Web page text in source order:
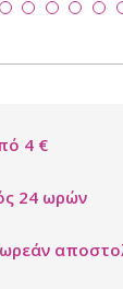
4 €
24 ωρών